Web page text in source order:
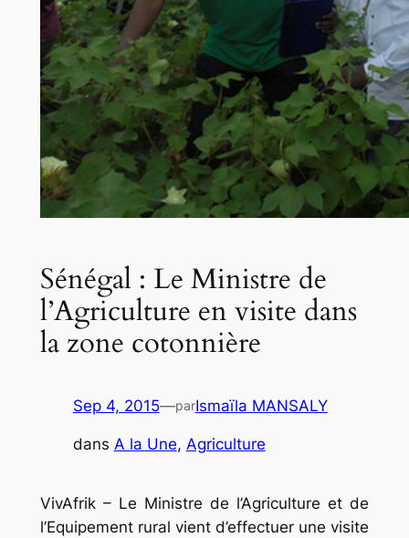
Sénégal : Le Ministre de
l’Agriculture en visite dans
la zone cotonnière
Sep 4, 2015—parIsmaïla MANSALY
dans A la Une, Agriculture
VivAfrik – Le Ministre de l’Agriculture et de
l’Equipement rural vient d’effectuer une visite